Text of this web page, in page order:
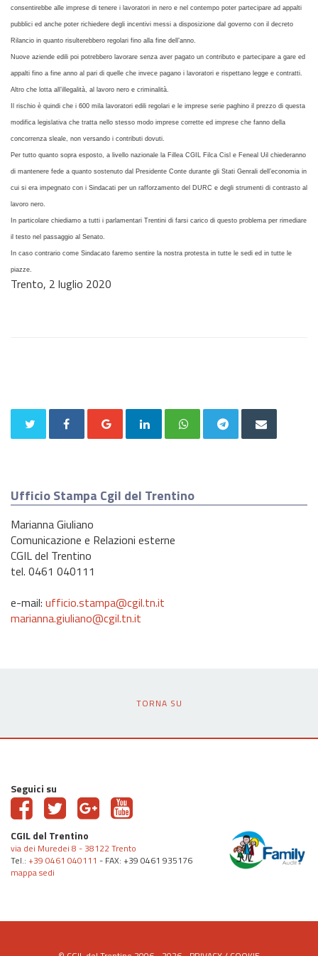
consentirebbe alle imprese di tenere i lavoratori in nero e nel contempo poter partecipare ad appalti
pubblici ed anche poter richiedere degli incentivi messi a disposizione dal governo con il decreto
Rilancio in quanto risulterebbero regolari fino alla fine dell’anno.
Nuove aziende edili poi potrebbero lavorare senza aver pagato un contributo e partecipare a gare ed
appalti fino a fine anno al pari di quelle che invece pagano i lavoratori e rispettano legge e contratti.
Altro che lotta all’illegalità, al lavoro nero e criminalità.
Il rischio è quindi che i 600 mila lavoratori edili regolari e le imprese serie paghino il prezzo di questa
modifica legislativa che tratta nello stesso modo imprese corrette ed imprese che fanno della
concorrenza sleale, non versando i contributi dovuti.
Per tutto quanto sopra esposto, a livello nazionale la Fillea CGIL Filca Cisl e Feneal Uil chiederanno
di mantenere fede a quanto sostenuto dal Presidente Conte durante gli Stati Genrali dell’economia in
cui si era impegnato con i Sindacati per un rafforzamento del DURC e degli strumenti di contrasto al
lavoro nero.
In particolare chiediamo a tutti i parlamentari Trentini di farsi carico di questo problema per rimediare
il testo nel passaggio al Senato.
In caso contrario come Sindacato faremo sentire la nostra protesta in tutte le sedi ed in tutte le
piazze.
Trento, 2 luglio 2020
Ufficio Stampa Cgil del Trentino
Marianna Giuliano
Comunicazione e Relazioni esterne
CGIL del Trentino
tel. 0461 040111
e-mail: ufficio.stampa@cgil.tn.it
marianna.giuliano@cgil.tn.it
TORNA SU
Seguici su
CGIL del Trentino
via dei Muredei 8 - 38122 Trento
Tel.: +39 0461 040111 - FAX: +39 0461 935176
mappa sedi